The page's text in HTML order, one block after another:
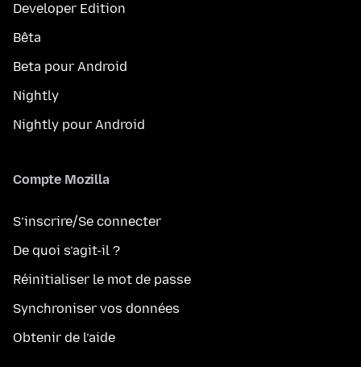
Developer Edition
Bêta
Beta pour Android
Nightly
Nightly pour Android
Compte Mozilla
S’inscrire/Se connecter
De quoi s’agit-il ?
Réinitialiser le mot de passe
Synchroniser vos données
Obtenir de l’aide